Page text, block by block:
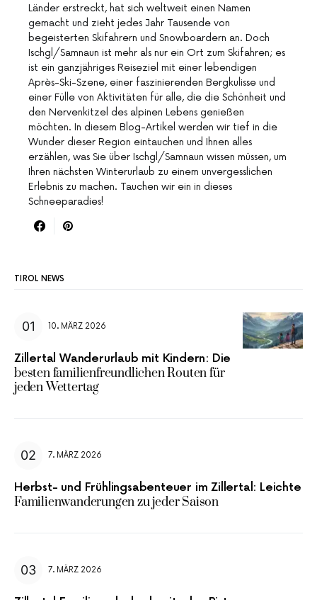
Länder erstreckt, hat sich weltweit einen Namen
gemacht und zieht jedes Jahr Tausende von
begeisterten Skifahrern und Snowboardern an. Doch
Ischgl/Samnaun ist mehr als nur ein Ort zum Skifahren; es
ist ein ganzjähriges Reiseziel mit einer lebendigen
Après-Ski-Szene, einer faszinierenden Bergkulisse und
einer Fülle von Aktivitäten für alle, die die Schönheit und
den Nervenkitzel des alpinen Lebens genießen
möchten. In diesem Blog-Artikel werden wir tief in die
Wunder dieser Region eintauchen und Ihnen alles
erzählen, was Sie über Ischgl/Samnaun wissen müssen, um
Ihren nächsten Winterurlaub zu einem unvergesslichen
Erlebnis zu machen. Tauchen wir ein in dieses
Schneeparadies!
TIROL NEWS
10. MÄRZ 2026
Zillertal Wanderurlaub mit Kindern: Die
besten familienfreundlichen Routen für
jeden Wettertag
7. MÄRZ 2026
Herbst- und Frühlingsabenteuer im Zillertal: Leichte
Familienwanderungen zu jeder Saison
7. MÄRZ 2026